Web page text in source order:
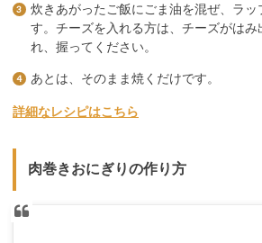
炊きあがったご飯にごま油を混ぜ、ラッ
す。チーズを入れる方は、チーズがはみ
れ、握ってください。
あとは、そのまま焼くだけです。
詳細なレシピはこちら
肉巻きおにぎりの作り方